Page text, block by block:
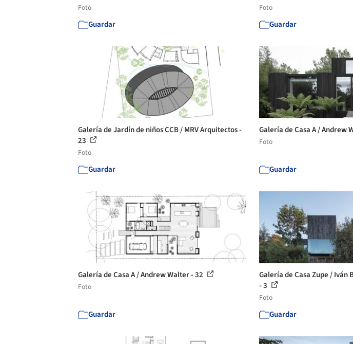
Foto
Guardar
Foto
Guardar
Galería de Jardín de niños CCB / MRV Arquitectos -
23
Foto
Guardar
Galería de Casa A / Andrew
Foto
Guardar
Galería de Casa A / Andrew Walter - 32
Foto
Guardar
Galería de Casa Zupe / Iván
- 3
Foto
Guardar